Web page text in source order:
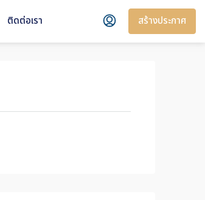
ติดต่อเรา สร้างประกาศ